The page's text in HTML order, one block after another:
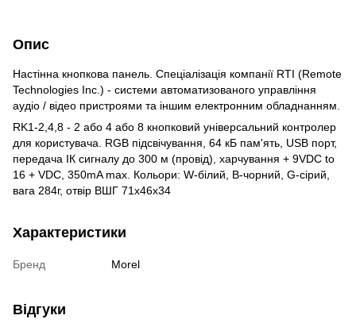
Опис
Настінна кнопкова панель. Спеціалізація компанії RTI (Remote
Technologies Inc.) - системи автоматизованого управління
аудіо / відео пристроями та іншим електронним обладнанням.
RK1-2,4,8 - 2 або 4 або 8 кнопковий універсальний контролер
для користувача. RGB підсвічування, 64 кБ пам'ять, USB порт,
передача ІК сигналу до 300 м (провід), харчування + 9VDC to
16 + VDC, 350mA max. Кольори: W-білий, B-чорний, G-сірий,
вага 284г, отвір ВШГ 71х46х34
Характеристики
Бренд Morel
Відгуки